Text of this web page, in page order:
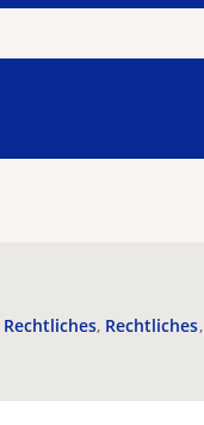
Rechtliches Rechtliches